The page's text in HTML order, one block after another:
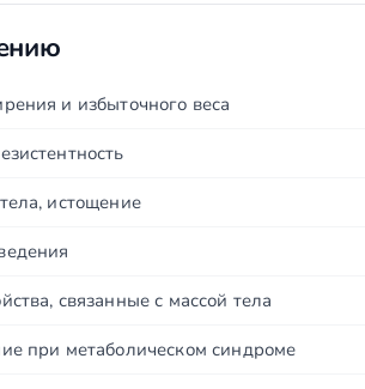
и избыточного веса
истощение
связанные с массой тела
при метаболическом синдроме